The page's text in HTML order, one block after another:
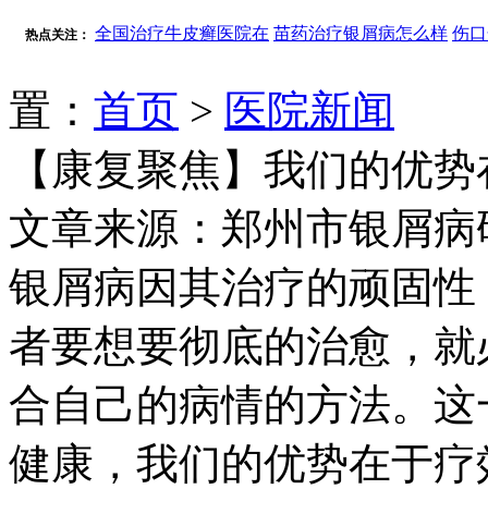
热点关注： 全国治疗牛皮癣医院在 苗药治疗银屑病怎么样 伤
置： 首页 > 医院新闻
【康复聚焦】我们的优
文章来源：郑州市银屑病
银屑病因其治疗的顽固性
者要想要彻底的治愈，
合自己的病情的方法。
健康，我们的优势在于疗